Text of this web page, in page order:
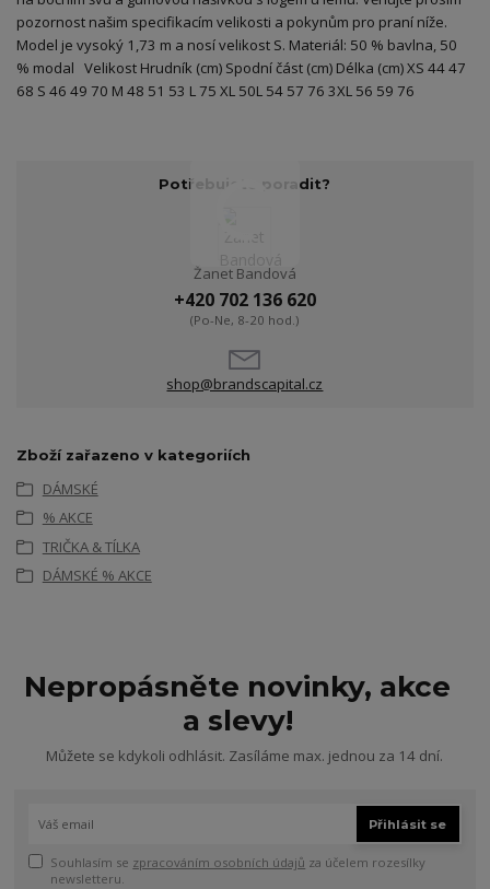
pozornost našim specifikacím velikosti a pokynům pro praní níže.
Model je vysoký 1,73 m a nosí velikost S. Materiál: 50 % bavlna, 50
% modal Velikost Hrudník (cm) Spodní část (cm) Délka (cm) XS 44 47
68 S 46 49 70 M 48 51 53 L 75 XL 50L 54 57 76 3XL 56 59 76
Potřebujete poradit?
Žanet Bandová
+420 702 136 620
(Po-Ne, 8-20 hod.)
shop@brandscapital.cz
Zboží zařazeno v kategoriích
DÁMSKÉ
% AKCE
TRIČKA & TÍLKA
DÁMSKÉ % AKCE
Nepropásněte novinky, akce
a slevy!
Můžete se kdykoli odhlásit. Zasíláme max. jednou za 14 dní.
Přihlásit se
Souhlasím se zpracováním osobních údajů za účelem rozesílky
newsletteru.